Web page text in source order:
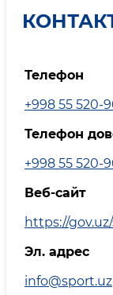
Телефон
+998 55 520-
Телефон
+998 55 520-
Веб-сайт
https://
Эл. адрес
info@sport.uz